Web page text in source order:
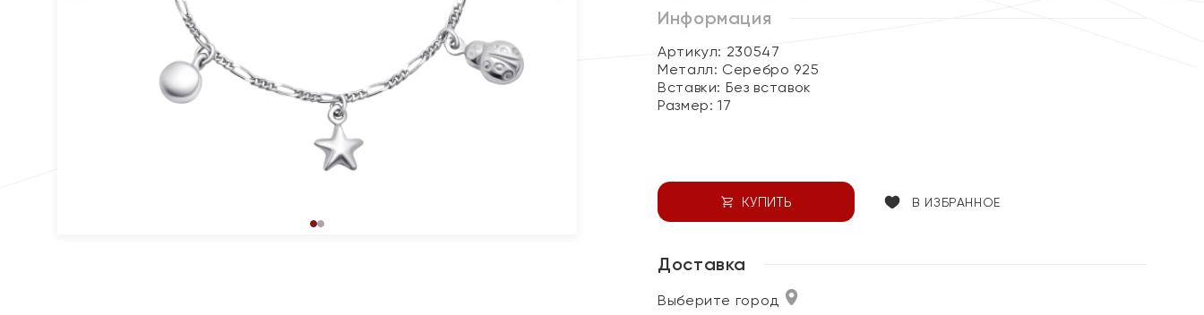
Информация
Артикул: 230547
Металл: Серебро 925
Вставки: Без вставок
Размер:17
КУПИТЬ В ИЗБРАННОЕ
Доставка
Выберите город